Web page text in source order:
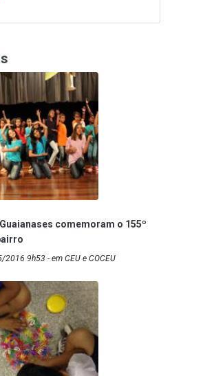
comemoram o 155º
9h53 - em CEU e COCEU